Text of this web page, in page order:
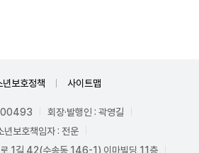
년보호정책 사이트맵
00493
회장·발행인 : 곽영길
년보호책임자 : 전운
로 1길 42(수송동 146-1) 이마빌딩 11층